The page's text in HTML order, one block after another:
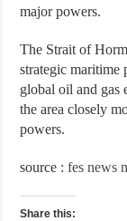
major powers.
The Strait of
strategic maritime
global oil and gas
the area closely
powers.
source :fes news
Share this: